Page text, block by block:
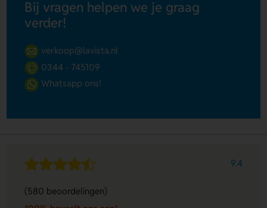
Bij vragen helpen we je graag
verder!
verkoop@lavista.nl
0344 - 745109
Whatsapp ons!
9.4
(580 beoordelingen)